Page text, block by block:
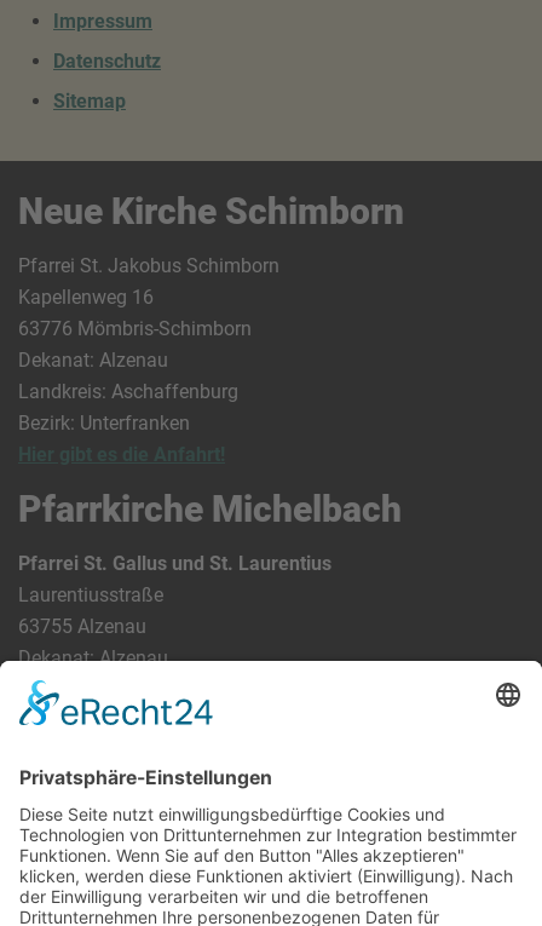
Impressum
Datenschutz
Sitemap
Neue Kirche Schimborn
Pfarrei St. Jakobus Schimborn
Kapellenweg 16
63776 Mömbris-Schimborn
Dekanat: Alzenau
Landkreis: Aschaffenburg
Bezirk: Unterfranken
Pfarrkirche Michelbach
Pfarrei St. Gallus und St. Laurentius
Laurentiusstraße
63755 Alzenau
Dekanat: Alzenau
Landkreis: Aschaffenburg
Bezirk: Unterfranken
Hier gibt es die Anfahrt!